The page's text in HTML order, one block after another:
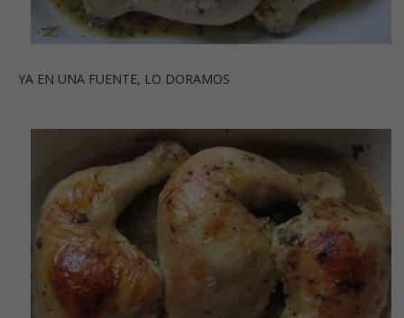
YA EN UNA FUENTE, LO DORAMOS